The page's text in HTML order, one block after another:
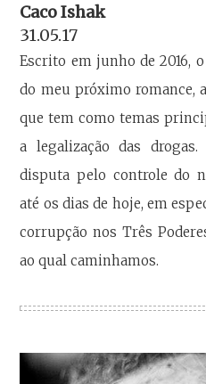
Caco Ishak
31.05.17
Escrito em junho de 2016,
do meu próximo romance,
que tem como temas
a legalização das
disputa pelo controle do
até os dias de hoje, em
corrupção nos Três
ao qual caminhamos.